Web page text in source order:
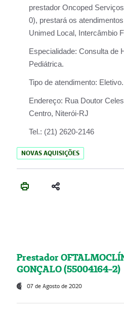
prestador Oncoped
0), prestará os
Unimed Local, Intercâmbio
Especialidade: Consulta de
Pediátrica.
Tipo de atendimento: Eletivo.
Endereço: Rua Doutor
Centro, Niterói-RJ
Tel.: (21) 2620-2146
NOVAS AQUISIÇÕES
Prestador
GONÇALO (55004164-2)
07 de Agosto de 2020